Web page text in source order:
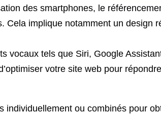
des smartphones, le
implique notamment un design
vocaux tels que Siri, Google
votre site web pour
ou combinés pour